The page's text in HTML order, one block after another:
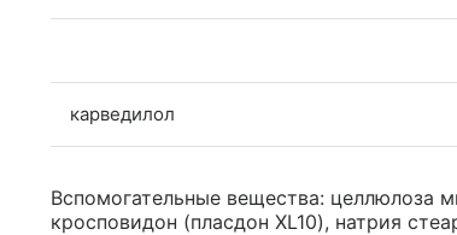
карведилол
Вспомогательные вещества: целлюлоза
кросповидон (пласдон XL10), натрия